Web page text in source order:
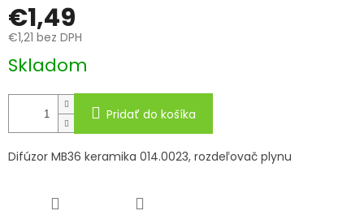
€1,49
€1,21 bez DPH
Jednotková
cena:
Skladom
Pridať do košíka
Difúzor MB36 keramika 014.0023, rozdeľovač plynu